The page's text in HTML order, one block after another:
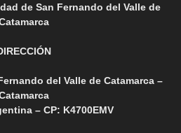
de San Fernando del Valle de
del Valle de Catamarca –
– CP: K4700EMV